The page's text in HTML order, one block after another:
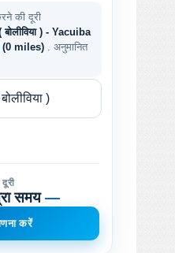
की दूरी
) - Yacuiba
(0 miles)
. अनुमानित
समय—
करें